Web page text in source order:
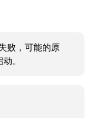
败，可能的原
。